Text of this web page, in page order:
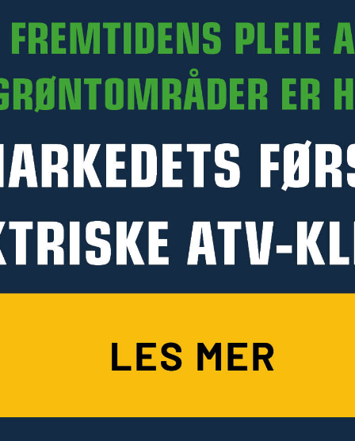
Bestill med Click & collect og hent hos din forhandler. Kontakt
nærmeste forhandler –klikk her
PRODUKTINFORMASJON
FILMER
MANUALER